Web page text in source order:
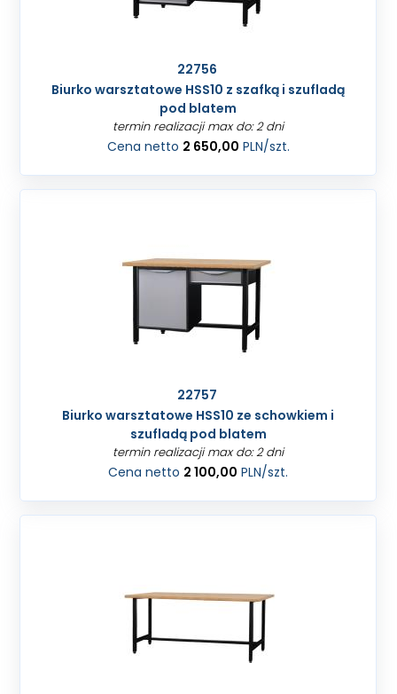
22756
Biurko warsztatowe HSS10 z szafką i szufladą
pod blatem
termin realizacji max do: 2 dni
Cena netto 2 650,00 PLN/szt.
22757
Biurko warsztatowe HSS10 ze schowkiem i
szufladą pod blatem
termin realizacji max do: 2 dni
Cena netto 2 100,00 PLN/szt.